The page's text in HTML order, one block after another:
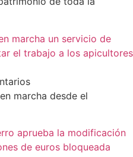
marcha un servicio de
el trabajo a los apicultores
marcha desde el
aprueba la modificación
de euros bloqueada